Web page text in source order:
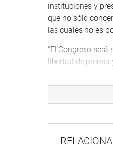
instituciones y
que no sólo
las cuales no es
“El Congreso
libertad de
que pronto,
mismo modo que